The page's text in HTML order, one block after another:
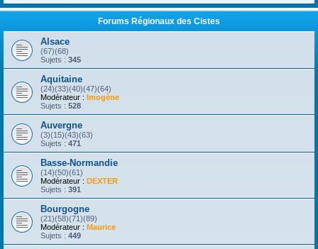
Forums Régionaux des Cistes
Alsace
(67)(68)
Sujets : 345
Aquitaine
(24)(33)(40)(47)(64)
Modérateur : Imogène
Sujets : 528
Auvergne
(3)(15)(43)(63)
Sujets : 471
Basse-Normandie
(14)(50)(61)
Modérateur : DEXTER
Sujets : 391
Bourgogne
(21)(58)(71)(89)
Modérateur : Maurice
Sujets : 449